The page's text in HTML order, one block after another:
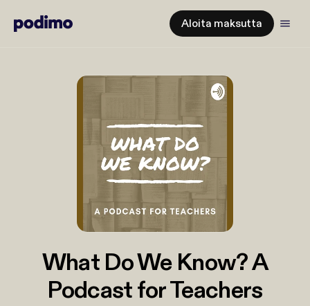
Aloita maksutta
What Do We Know? A
Podcast for Teachers